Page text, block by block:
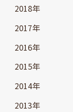
2018年
2017年
2016年
2015年
2014年
2013年